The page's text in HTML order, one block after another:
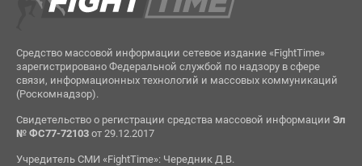
Средство массовой информации сетевое издание «FightTime»
зарегистрировано Федеральной службой по надзору в сфере
связи, информационных технологий и массовых коммуникаций
(Роскомнадзор).
Свидетельство о регистрации средства массовой информации Эл
№ ФС77-72103от 29.12.2017
Учредитель СМИ «FightTime»: Чередник Д.В.